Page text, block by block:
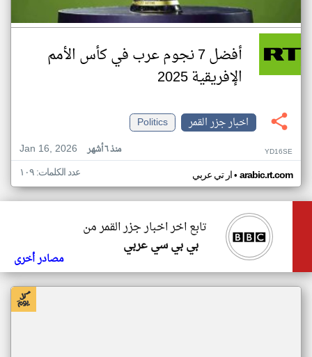
أفضل 7 نجوم عرب في كأس الأمم
الإفريقية 2025
اخبار جزر القمر
Politics
Jan 16, 2026
منذ ٦ أشهر YD16SE
ار تي عربي• arabic.rt.com عدد الكلمات: ١٠٩
تابع اخر اخبار جزر القمر من
بي بي سي عربي
مصادر أخرى